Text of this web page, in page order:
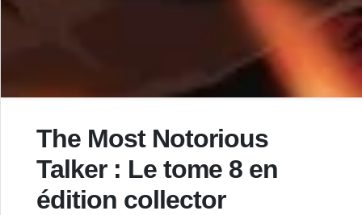
The Most Notorious
Talker : Le tome 8 en
édition collector